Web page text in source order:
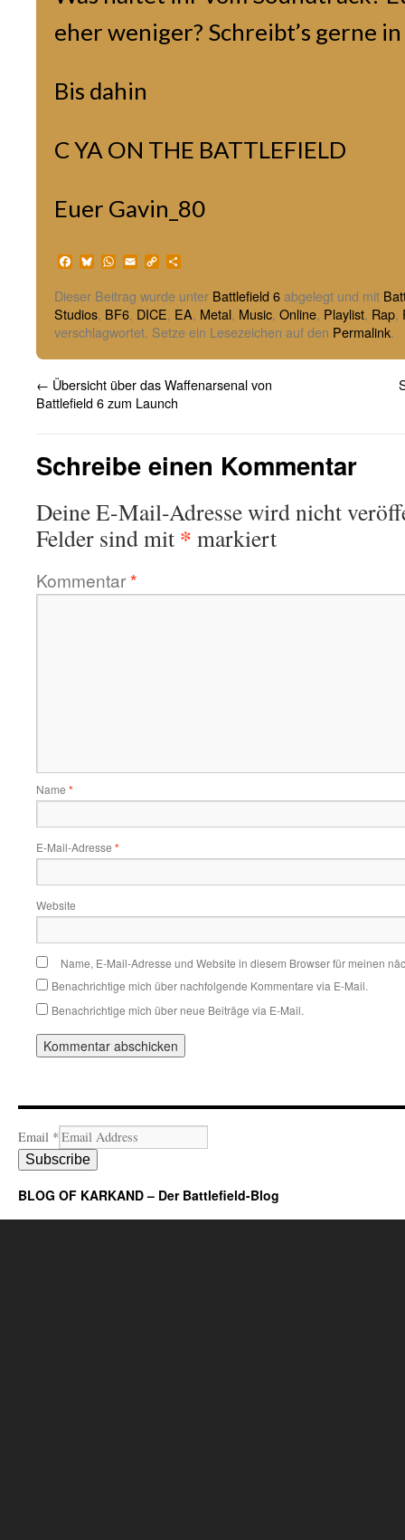
eher weniger? Schreibt’s gerne
Bis dahin
C YA ON THE BATTLEFIELD
Euer Gavin_80
Facebook
BlueskyWhatsApp
EmailCopy
Dieser Beitrag wurde unter Battlefield 6abgelegt und mit
Studios, BF6, DICE, EA, Metal, Music, Online, Playlist, Rap,
verschlagwortet. Setze ein Lesezeichen auf den Permalink.
← Übersicht über das Waffenarsenal von
Battlefield 6 zum Launch
Schreibe einen Kommentar
Deine E-Mail-Adresse wird nicht
Felder sind mit * markiert
Kommentar*
Name *
E-Mail-Adresse *
Website
Name, E-Mail-Adresse und Website in diesem Browser für meinen
Benachrichtige mich über nachfolgende Kommentare via E-Mail.
Benachrichtige mich über neue Beiträge via E-Mail.
Email *
Subscribe
BLOG OF KARKAND – Der Battlefield-Blog